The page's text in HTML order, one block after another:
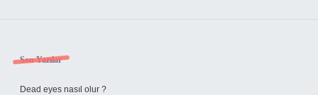
Sidebar
Son Yazılar
Dead eyes nasıl olur ?